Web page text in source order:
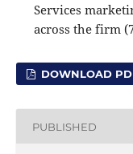
Services
across the firm
DOWNLOAD
PUBLISHED